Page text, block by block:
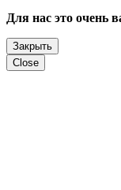
Для нас это очень
Закрыть
Close